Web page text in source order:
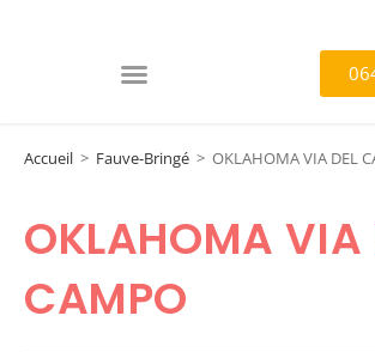
Accueil > Fauve-Bringé > OKLAHOMA VIA DEL
OKLAHOMA VIA
CAMPO